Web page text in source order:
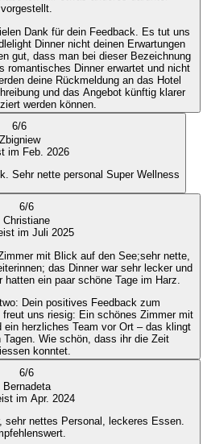
vorgestellt.
Dank für dein Feedback. Es tut uns
Dinner nicht deinen Erwartungen
gut, dass man bei dieser Bezeichnung
romantisches Dinner erwartet und nicht
deine Rückmeldung an das Hotel
und das Angebot künftig klarer
werden können.
6/6
Zbigniew
im Feb. 2026
Sehr gute lange,gute Frühstück. Sehr nette personal Super Wellness
6/6
Christiane
im Juli 2025
mit Blick auf den See;sehr nette,
das Dinner war sehr lecker und
ein paar schöne Tage im Harz.
: Dein positives Feedback zum
freut uns riesig: Ein schönes Zimmer mit
herzliches Team vor Ort – das klingt
Tagen. Wie schön, dass ihr die Zeit
konntet.
6/6
Bernadeta
im Apr. 2024
sehr nettes Personal, leckeres Essen.